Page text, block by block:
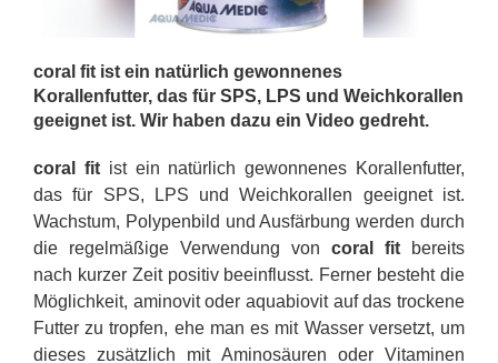
coral fit ist ein natürlich gewonnenes
Korallenfutter, das für SPS, LPS und Weichkorallen
geeignet ist. Wir haben dazu ein Video gedreht.
coral fitist ein natürlich gewonnenes Korallenfutter,
das für SPS, LPS und Weichkorallen geeignet ist.
Wachstum, Polypenbild und Ausfärbung werden durch
die regelmäßige Verwendung von coral fit bereits
nach kurzer Zeit positiv beeinflusst. Ferner besteht die
Möglichkeit, aminovit oder aquabiovit auf das trockene
Futter zu tropfen, ehe man es mit Wasser versetzt, um
dieses zusätzlich mit Aminosäuren oder Vitaminen